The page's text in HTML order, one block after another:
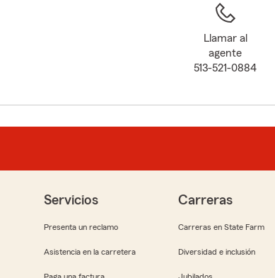
Llamar al
agente
513-521-0884
Servicios
Presenta un reclamo
Asistencia en la carretera
Carreras
Carreras en State Farm
Diversidad e inclusión